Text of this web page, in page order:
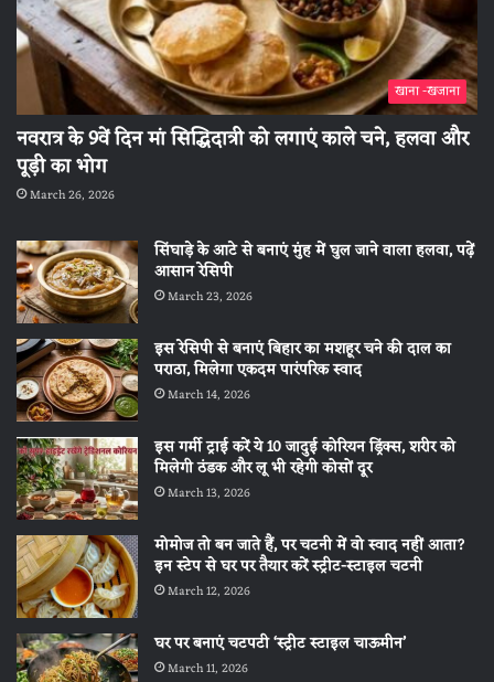
खाना -खजाना
नवरात्र के 9वें दिन मां सिद्धिदात्री को लगाएं काले चने, हलवा और
पूड़ी का भोग
March 26, 2026
सिंघाड़े के आटे से बनाएं मुंह में घुल जाने वाला हलवा, पढ़ें
आसान रेसिपी
March 23, 2026
इस रेसिपी से बनाएं बिहार का मशहूर चने की दाल का
पराठा, मिलेगा एकदम पारंपरिक स्वाद
March 14, 2026
इस गर्मी ट्राई करें ये 10 जादुई कोरियन ड्रिंक्स, शरीर को
मिलेगी ठंडक और लू भी रहेगी कोसों दूर
March 13, 2026
मोमोज तो बन जाते हैं, पर चटनी में वो स्वाद नहीं आता?
इन स्टेप से घर पर तैयार करें स्ट्रीट-स्टाइल चटनी
March 12, 2026
घर पर बनाएं चटपटी ‘स्ट्रीट स्टाइल चाऊमीन’
March 11, 2026